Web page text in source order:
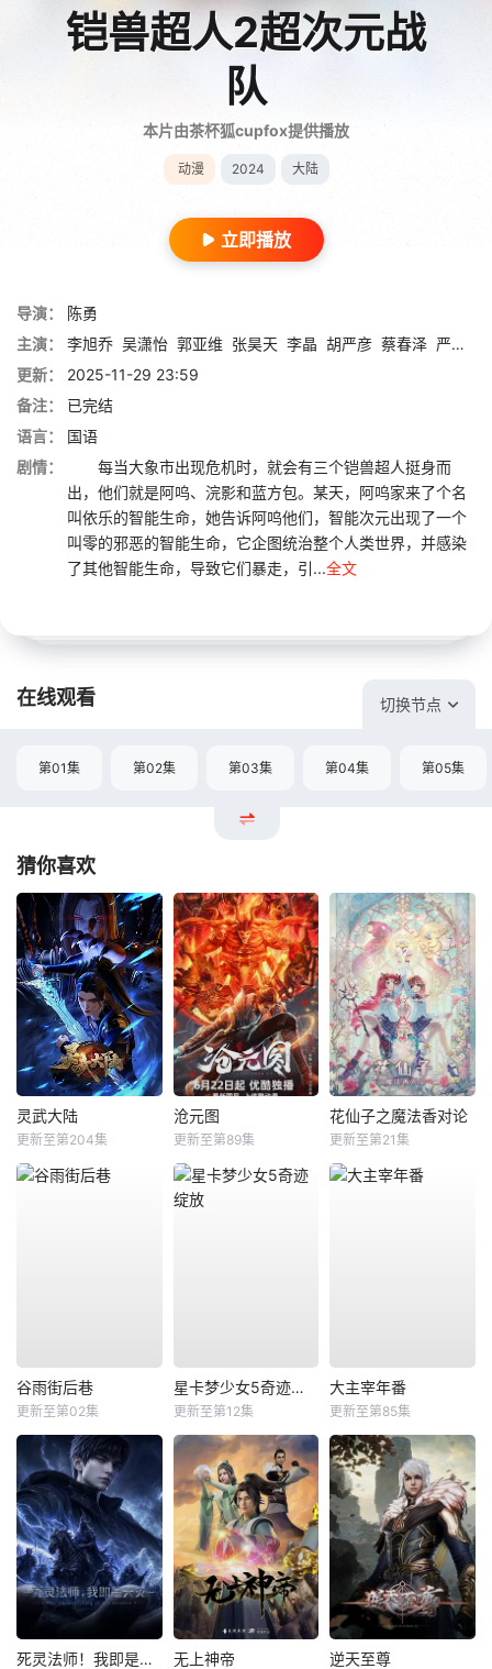
铠兽超人2超次元战
队
本片由茶杯狐cupfox提供播放
动漫 2024 大陆
立即播放
导演：
陈勇
主演：
李旭乔 吴潇怡 郭亚维 张昊天 李晶 胡严彦 蔡春泽 严彦子
更新：
2025-11-29 23:59
备注：
已完结
语言：
国语
剧情：
每当大象市出现危机时，就会有三个铠兽超人挺身而
出，他们就是阿呜、浣影和蓝方包。某天，阿呜家来了个名
叫依乐的智能生命，她告诉阿呜他们，智能次元出现了一个
叫零的邪恶的智能生命，它企图统治整个人类世界，并感染
了其他智能生命，导致它们暴走，引...全文
在线观看 切换节点
第01集 第02集 第03集 第04集 第05集
猜你喜欢
灵武大陆
更新至第204集
沧元图
更新至第89集
花仙子之魔法香对论
更新至第21集
谷雨街后巷
更新至第02集
星卡梦少女5奇迹绽放
更新至第12集
大主宰年番
更新至第85集
死灵法师！我即是天灾动漫 无上神帝 逆天至尊